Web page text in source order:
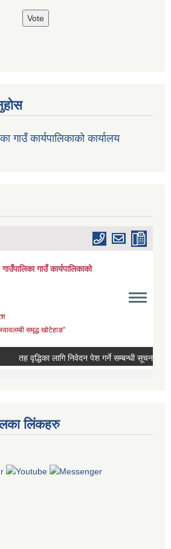
गाउँ कार्यपालिकाको कार्यालय
लिंकहरु